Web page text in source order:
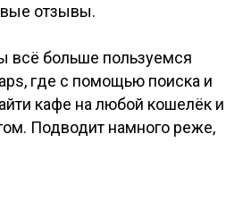
отзывы.
всё больше пользуемся
где с помощью поиска и
кафе на любой кошелёк и
Подводит намного реже,